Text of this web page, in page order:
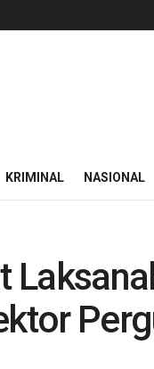
KRIMINAL NASIONAL